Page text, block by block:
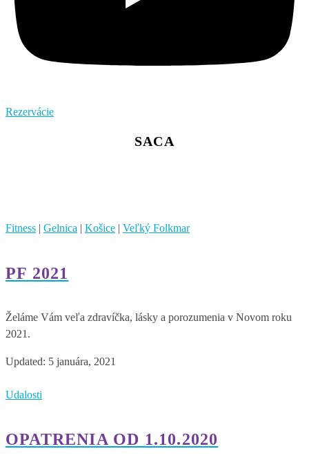
Rezervácie
SACA
Fitness | Gelnica | Košice | Veľký Folkmar
PF 2021
Želáme Vám veľa zdravíčka, lásky a porozumenia v Novom roku
2021.
Updated: 5 januára, 2021
Udalosti
OPATRENIA OD 1.10.2020